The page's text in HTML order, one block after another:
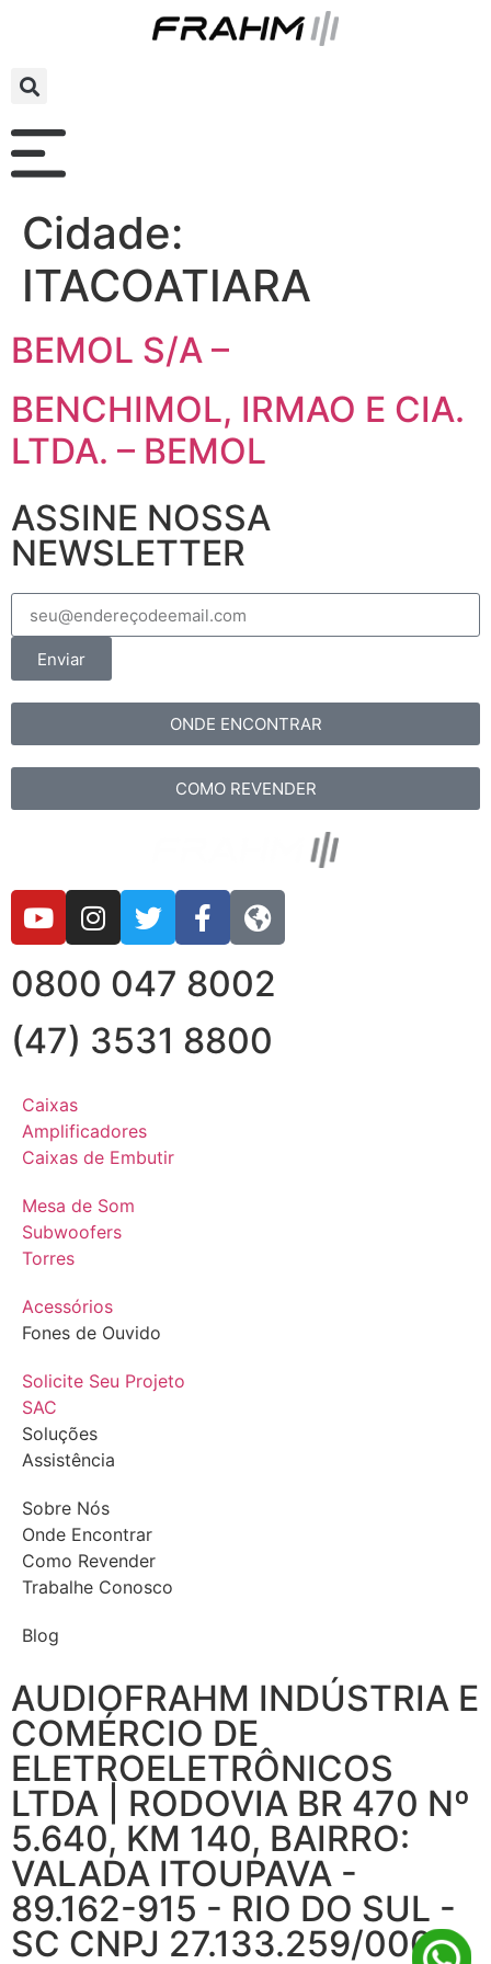
Cidade:
ITACOATIARA
BEMOL S/A –
BENCHIMOL, IRMAO E CIA.
LTDA. – BEMOL
ASSINE NOSSA
NEWSLETTER
Enviar
ONDE ENCONTRAR
COMO REVENDER
0800 047 8002
(47) 3531 8800
Caixas
Amplificadores
Caixas de Embutir
Mesa de Som
Subwoofers
Torres
Acessórios
Fones de Ouvido
Solicite Seu Projeto
SAC
Soluções
Assistência
Sobre Nós
Onde Encontrar
Como Revender
Trabalhe Conosco
Blog
AUDIOFRAHM INDÚSTRIA E
COMÉRCIO DE
ELETROELETRÔNICOS
LTDA | RODOVIA BR 470 Nº
5.640, KM 140, BAIRRO:
VALADA ITOUPAVA -
89.162-915 - RIO DO SUL -
SC CNPJ 27.133.259/0001-